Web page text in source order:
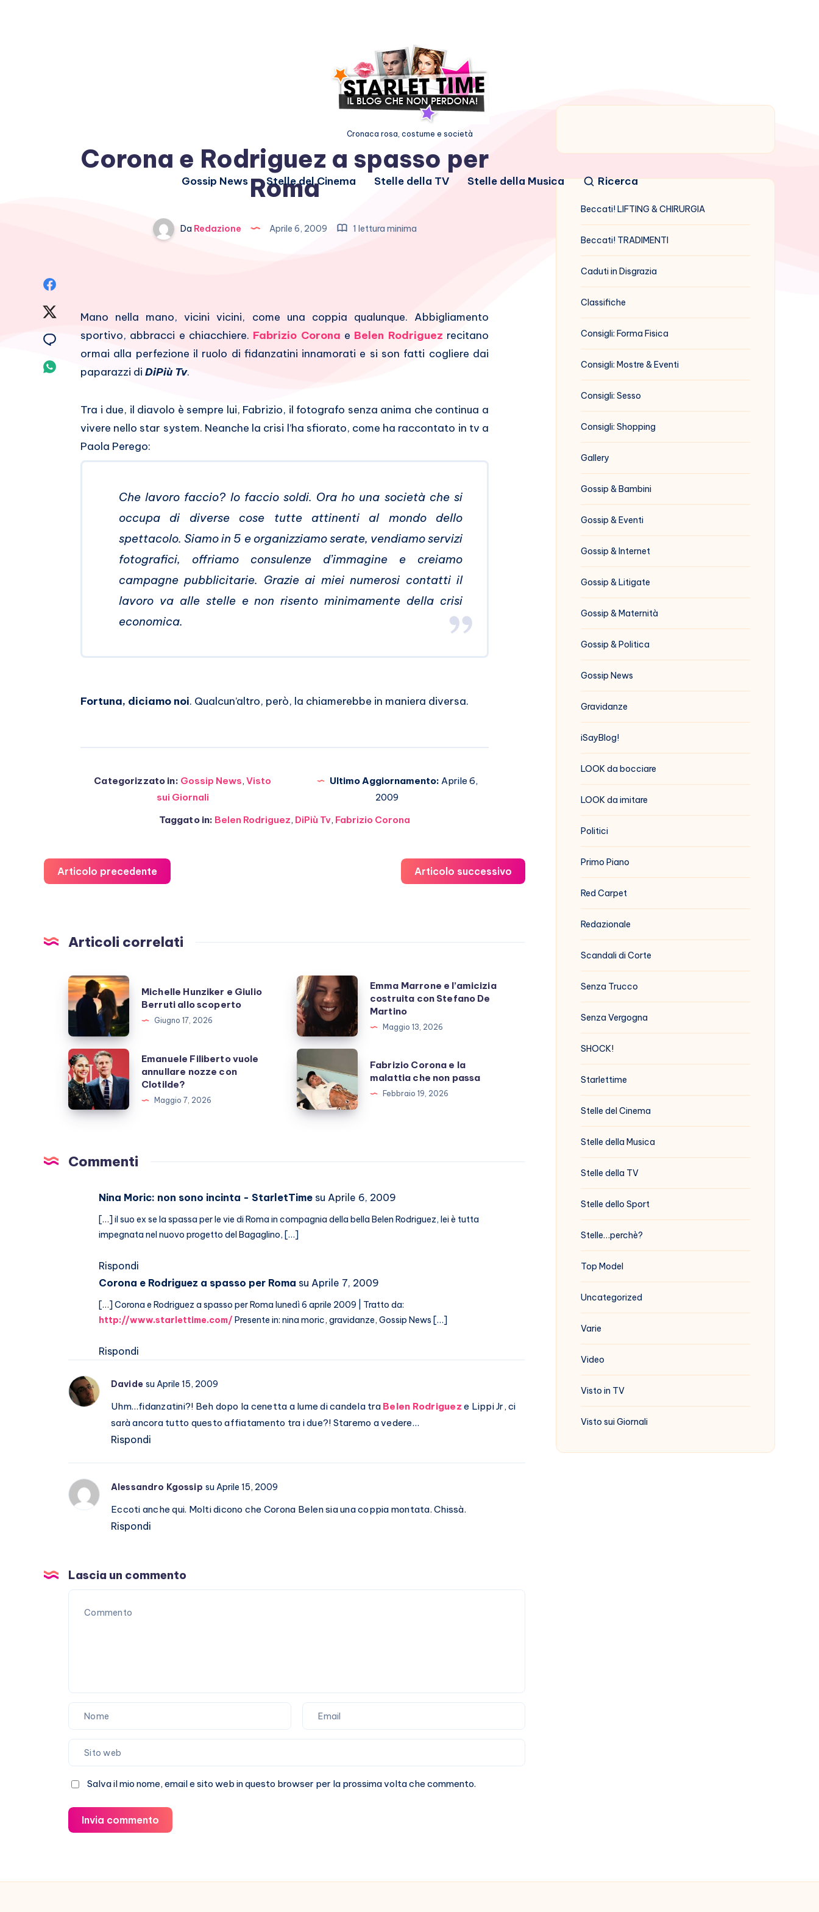
Cronaca rosa, costume e società
Gossip News Stelle del Cinema Stelle della TV Stelle della Musica Ricerca
Corona e Rodriguez a spasso per
Roma
DaRedazione Aprile 6, 2009 1 lettura minima
Facebook
Condividi
Twitter
Condividi
Whatsapp
Mano nella mano, vicini vicini, come una coppia qualunque. Abbigliamento
sportivo, abbracci e chiacchiere. Fabrizio Corona e Belen Rodriguez recitano
ormai alla perfezione il ruolo di fidanzatini innamorati e si son fatti cogliere dai
paparazzi di DiPiù Tv.
Tra i due, il diavolo è sempre lui, Fabrizio, il fotografo senza anima che continua a
vivere nello star system. Neanche la crisi l’ha sfiorato, come ha raccontato in tv a
Paola Perego:
Che lavoro faccio? Io faccio soldi. Ora ho una società che si
occupa di diverse cose tutte attinenti al mondo dello
spettacolo. Siamo in 5 e organizziamo serate, vendiamo servizi
fotografici, offriamo consulenze d’immagine e creiamo
campagne pubblicitarie. Grazie ai miei numerosi contatti il
lavoro va alle stelle e non risento minimamente della crisi
economica.
Fortuna, diciamo noi. Qualcun’altro, però, la chiamerebbe in maniera diversa.
Categorizzato in: Gossip News, Visto
sui Giornali
Ultimo Aggiornamento: Aprile 6,
2009
Taggato in: Belen Rodriguez, DiPiù Tv, Fabrizio Corona
Articolo precedente Articolo successivo
Articoli correlati
Michelle
Hunziker
Giulio
Berruti
allo
scoperto
Michelle Hunziker e Giulio
Berruti allo scoperto
Giugno 17, 2026
Emma
Marrone
e
l’amicizia
costruita
con
Stefano
De
Emma Marrone e l’amicizia
costruita con Stefano De
Martino
Maggio 13, 2026
Emanuele
Filiberto
vuole
annullare
Clotilde?
Emanuele Filiberto vuole
annullare nozze con
Clotilde?
Maggio 7, 2026
Fabrizio
Corona
e
la
non
Fabrizio Corona e la
malattia che non passa
Febbraio 19, 2026
Commenti
Nina Moric: non sono incinta - StarletTime su Aprile 6, 2009
[…] il suo ex se la spassa per le vie di Roma in compagnia della bella Belen Rodriguez, lei è tutta
impegnata nel nuovo progetto del Bagaglino, […]
Rispondi
Corona e Rodriguez a spasso per Roma su Aprile 7, 2009
[…] Corona e Rodriguez a spasso per Roma lunedì 6 aprile 2009 | Tratto da:
http://www.starlettime.com/ Presente in: nina moric, gravidanze, Gossip News […]
Rispondi
Davide su Aprile 15, 2009
Uhm…fidanzatini?! Beh dopo la cenetta a lume di candela tra Belen Rodriguez e Lippi Jr, ci
sarà ancora tutto questo affiatamento tra i due?! Staremo a vedere…
Rispondi
Alessandro Kgossip su Aprile 15, 2009
Eccoti anche qui. Molti dicono che Corona Belen sia una coppia montata. Chissà.
Rispondi
Lascia un commento
Salva il mio nome, email e sito web in questo browser per la prossima volta che commento.
Invia commento
Beccati! LIFTING & CHIRURGIA
Beccati! TRADIMENTI
Caduti in Disgrazia
Classifiche
Consigli: Forma Fisica
Consigli: Mostre & Eventi
Consigli: Sesso
Consigli: Shopping
Gallery
Gossip & Bambini
Gossip & Eventi
Gossip & Internet
Gossip & Litigate
Gossip & Maternità
Gossip & Politica
Gossip News
Gravidanze
iSayBlog!
LOOK da bocciare
LOOK da imitare
Politici
Primo Piano
Red Carpet
Redazionale
Scandali di Corte
Senza Trucco
Senza Vergogna
SHOCK!
Starlettime
Stelle del Cinema
Stelle della Musica
Stelle della TV
Stelle dello Sport
Stelle…perchè?
Top Model
Uncategorized
Varie
Video
Visto in TV
Visto sui Giornali